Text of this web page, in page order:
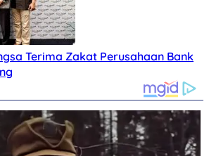
Terima Zakat Perusahaan Bank